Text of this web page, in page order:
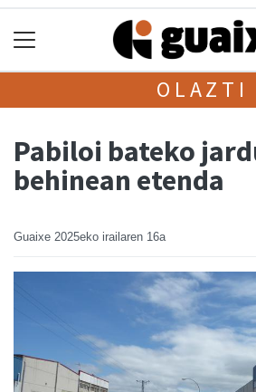
OLAZTI
Pabiloi bateko
behinean etenda
Guaixe 2025eko irailaren 16a